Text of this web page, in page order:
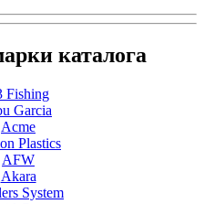
каталога
Fishing
Garcia
Acme
Plastics
AFW
Akara
System